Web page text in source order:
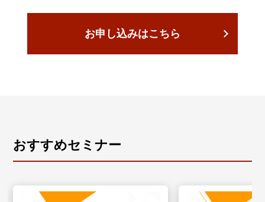
お申し込みはこちら
おすすめセミナー